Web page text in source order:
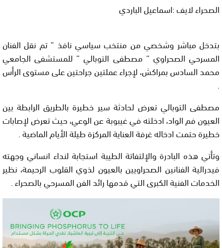
الصحراء لايف :اسماعيل الباردي
بتدخل مباشر وشخصي من منتخب سياسي نافذ ” تم نقل الفنان
المسرحي الصحراوي ” مصطفى التوبالي ” للمستشفى الجامعي
محمد السادس بمراكش، لإجراء عملتين جراحتين على مستوى الرأس
.
مصطفى التوبالي تعرض لحادثة سير خطيرة بالطريق الرابطة بين
العيون فم الواد، ادخلته في غيبوبة عن الوعي، حيث تعرض لإصابات
خطيرة حتمت ادخاله غرفة العناية المركزة طيلة الأيام الماضية .
وتأتي هذه البادرة والإلتفاتة الطيبة استجابة لنداء انساني وجهته
فيدرالية الفنانين الصحراويين بالعيون لذوي القلوب الرحيمة، نظير
الخدمات الفنية الكبرى التي قدمها رائد الفن المسرحي بالصحراء .